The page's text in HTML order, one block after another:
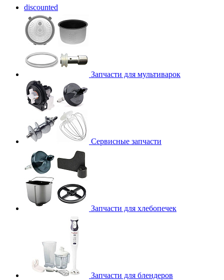
discounted
Запчасти для мультиварок
Сервисные запчасти
Запчасти для хлебопечек
Запчасти для блендеров